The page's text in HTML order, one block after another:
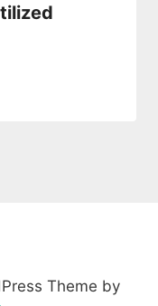
Theme by